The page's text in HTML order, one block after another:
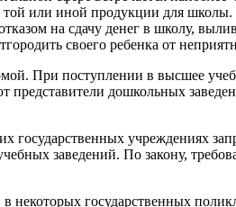
или иной продукции для
на сдачу денег в школу,
своего ребенка от
При поступлении в высшее
представители дошкольных
государственных учреждениях
заведений. По закону,
в некоторых государственных